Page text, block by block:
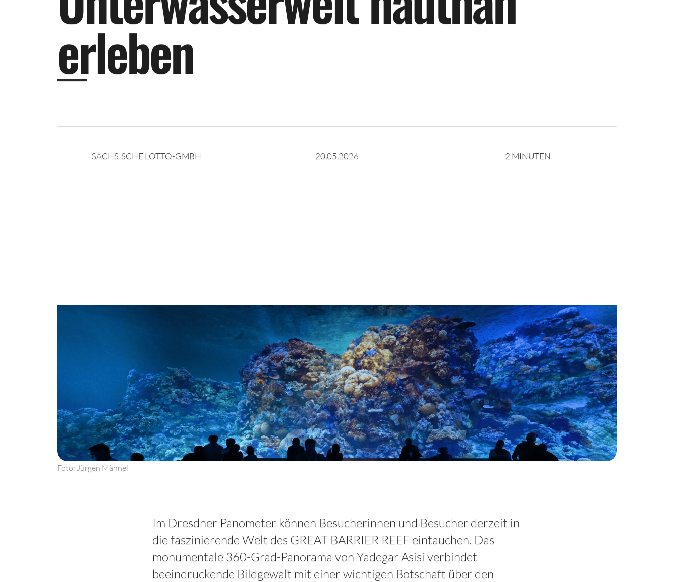
erleben
SÄCHSISCHE LOTTO-GMBH 20.05.2026 2 MINUTEN
Foto: Jürgen Männel
Im Dresdner Panometer können Besucherinnen und Besucher derzeit in
die faszinierende Welt des GREAT BARRIER REEF eintauchen. Das
monumentale 360-Grad-Panorama von Yadegar Asisi verbindet
beeindruckende Bildgewalt mit einer wichtigen Botschaft über den